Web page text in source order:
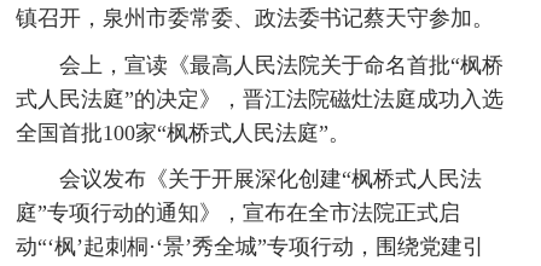
镇召开，泉州市委常委、政法委书记蔡天守参加。
会上，宣读《最高人民法院关于命名首批“枫桥
式人民法庭”的决定》，晋江法院磁灶法庭成功入选
全国首批100家“枫桥式人民法庭”。
会议发布《关于开展深化创建“枫桥式人民法
庭”专项行动的通知》，宣布在全市法院正式启
动“‘枫’起刺桐·‘景’秀全城”专项行动，围绕党建引